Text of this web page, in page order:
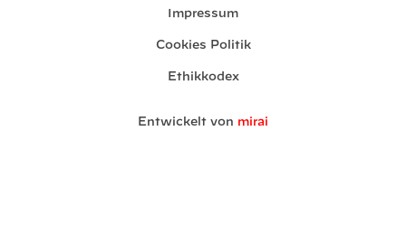
Impressum
Cookies Politik
Ethikkodex
Entwickelt von mirai